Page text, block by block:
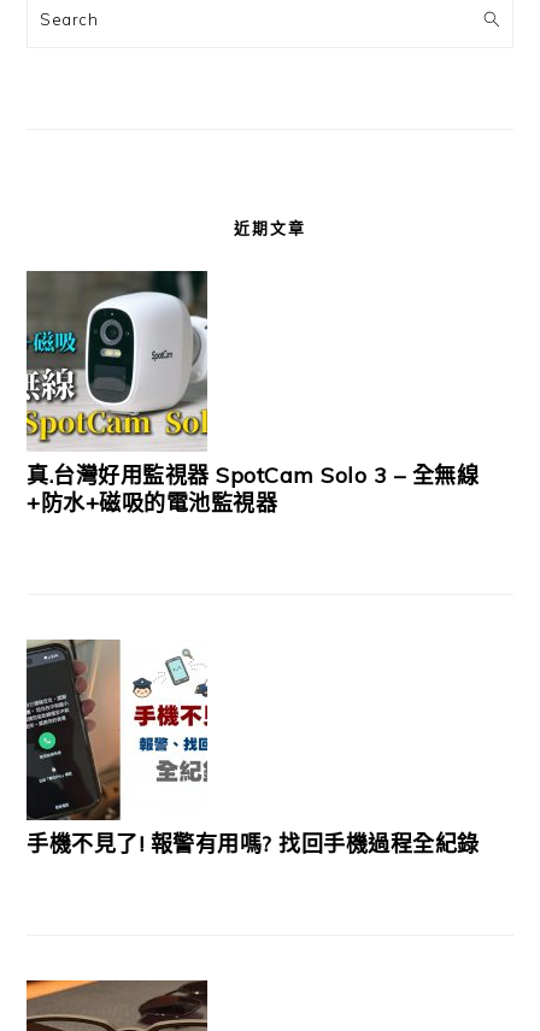
Search
近期文章
真.台灣好用監視器 SpotCam Solo 3 – 全無線
+防水+磁吸的電池監視器
手機不見了! 報警有用嗎? 找回手機過程全紀錄